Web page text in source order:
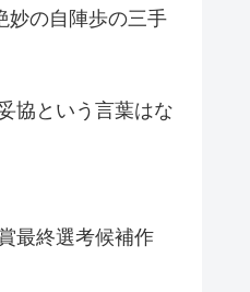
妙の自陣歩の三手
協という言葉はな
最終選考候補作